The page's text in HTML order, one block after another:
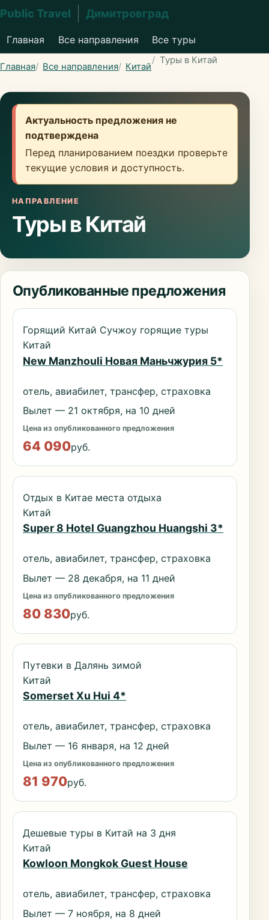
Public Travel Димитровград
Главная Все направления Все туры
Главная Все направления Китай
Туры в Китай
Актуальность предложения не
подтверждена
Перед планированием поездки проверьте
текущие условия и доступность.
НАПРАВЛЕНИЕ
Туры в Китай
Опубликованные предложения
Горящий Китай Сучжоу горящие туры
Китай
New Manzhouli Новая Маньчжурия 5*
отель, авиабилет, трансфер, страховка
Вылет — 21 октября, на 10 дней
Цена из опубликованного предложения
64 090руб.
Отдых в Китае места отдыха
Китай
Super 8 Hotel Guangzhou Huangshi 3*
отель, авиабилет, трансфер, страховка
Вылет — 28 декабря, на 11 дней
Цена из опубликованного предложения
80 830руб.
Путевки в Далянь зимой
Китай
Somerset Xu Hui 4*
отель, авиабилет, трансфер, страховка
Вылет — 16 января, на 12 дней
Цена из опубликованного предложения
81 970руб.
Дешевые туры в Китай на 3 дня
Китай
Kowloon Mongkok Guest House
отель, авиабилет, трансфер, страховка
Вылет — 7 ноября, на 8 дней